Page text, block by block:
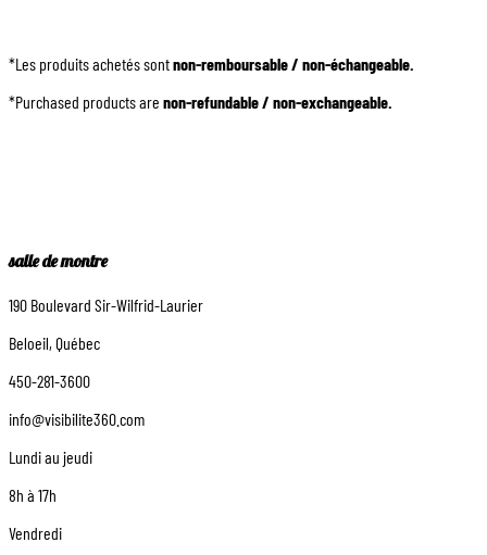
*Les produits achetés sontnon-remboursable / non-échangeable.
*Purchased products are non-refundable / non-exchangeable.
salle de montre
190 Boulevard Sir-Wilfrid-Laurier
Beloeil, Québec
450-281-3600
info@visibilite360.com
Lundi au jeudi
8h à 17h
Vendredi